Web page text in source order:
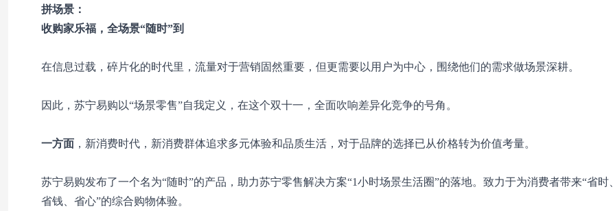
拼场景：
收购家乐福，全场景“随时”到
在信息过载，碎片化的时代里，流量对于营销固然重要，但更需要以用户为中心，围绕他们的需求做场景深耕。
因此，苏宁易购以“场景零售”自我定义，在这个双十一，全面吹响差异化竞争的号角。
一方面 ，新消费时代，新消费群体追求多元体验和品质生活，对于品牌的选择已从价格转为价值考量。
苏宁易购发布了一个名为“随时”的产品，助力苏宁零售解决方案“1小时场景生活圈”的落地。致力于为消费者带来“省时
省钱、省心”的综合购物体验。